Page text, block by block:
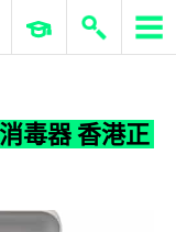
ERP 與商業 AI
毒器 香港正